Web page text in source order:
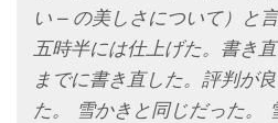
い – の美しさについて）と
五時半には仕上げた。書き
までに書き直した。評判が
た。 雪かきと同じだった。